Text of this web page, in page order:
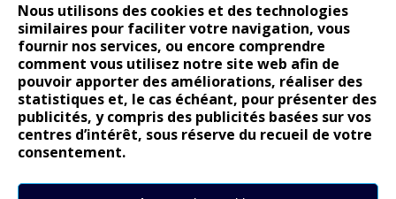
Nous utilisons des cookies et des technologies
similaires pour faciliter votre navigation, vous
fournir nos services, ou encore comprendre
comment vous utilisez notre site web afin de
pouvoir apporter des améliorations, réaliser des
statistiques et, le cas échéant, pour présenter des
publicités, y compris des publicités basées sur vos
centres d’intérêt, sous réserve du recueil de votre
consentement.
14 juillet : nouveau film de marque pour Citroën
Renault Espace : voyage, voyage…
Peugeot E-208 GTi : naissance d’une légende
COMMENTAIRES RÉCENTS
Bernard Dardartdans
Gilly